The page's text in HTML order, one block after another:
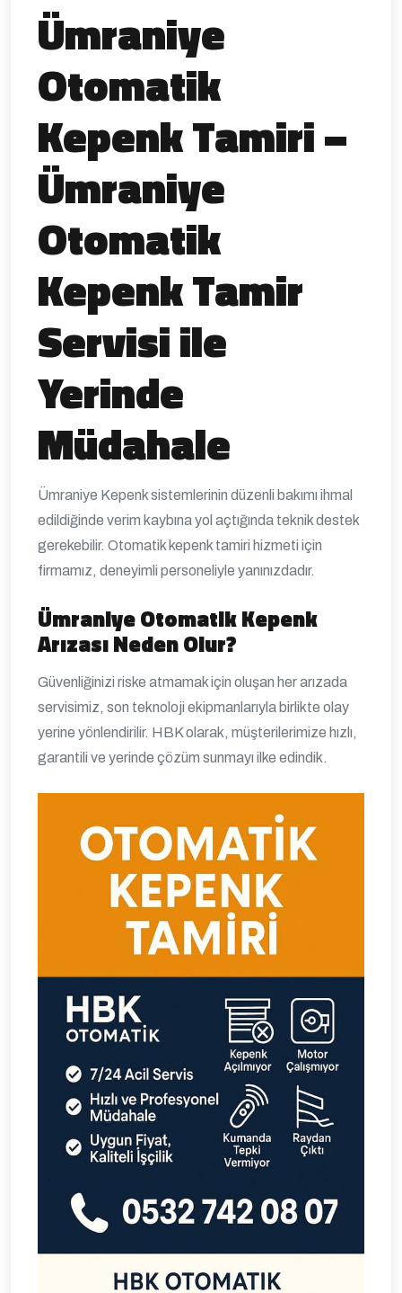
Ümraniye
Otomatik
Kepenk Tamiri –
Ümraniye
Otomatik
Kepenk Tamir
Servisi ile
Yerinde
Müdahale
Ümraniye Kepenk sistemlerinin düzenli bakımı ihmal
edildiğinde verim kaybına yol açtığında teknik destek
gerekebilir. Otomatik kepenk tamiri hizmeti için
firmamız, deneyimli personeliyle yanınızdadır.
Ümraniye Otomatik Kepenk
Arızası Neden Olur?
Güvenliğinizi riske atmamak için oluşan her arızada
servisimiz, son teknoloji ekipmanlarıyla birlikte olay
yerine yönlendirilir. HBK olarak, müşterilerimize hızlı,
garantili ve yerinde çözüm sunmayı ilke edindik.